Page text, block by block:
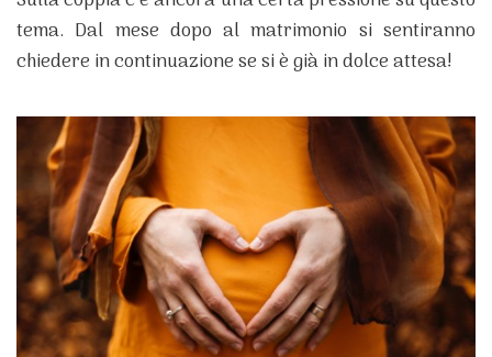
tema. Dal mese dopo al matrimonio si sentiranno
chiedere in continuazione se si è già in dolce attesa!